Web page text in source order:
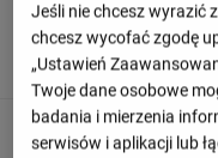
90+ 8'
To już wszystko!
88
Jeśli nie chcesz wyrazić
chcesz wycofać zgodę
„Ustawień
Twoje dane osobowe
badania i mierzenia
serwisów i aplikacji lub